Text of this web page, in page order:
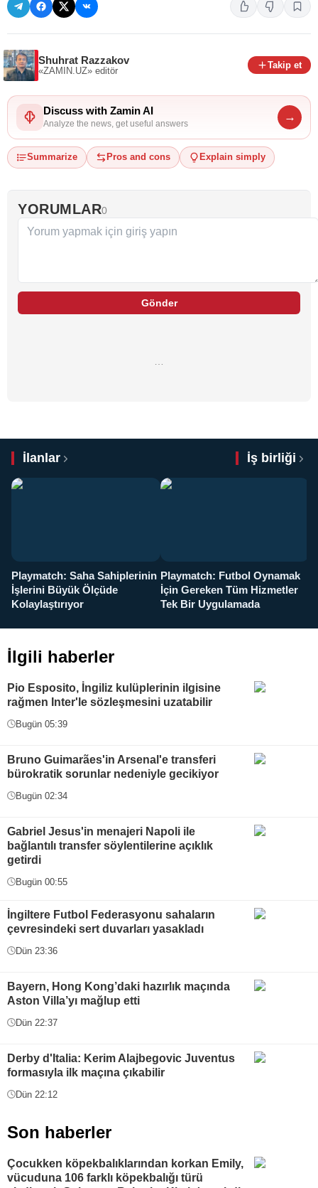
Shuhrat Razzakov
«ZAMIN.UZ» editör
Takip et
Discuss with Zamin AI
Analyze the news, get useful answers
→
Summarize Pros and cons Explain simply
YORUMLAR0
Gönder
İlanlar İş birliği
Playmatch: Saha Sahiplerinin
İşlerini Büyük Ölçüde
Kolaylaştırıyor
Playmatch: Futbol Oynamak
İçin Gereken Tüm Hizmetler
Tek Bir Uygulamada
İlgili haberler
Pio Esposito, İngiliz kulüplerinin ilgisine
rağmen Inter'le sözleşmesini uzatabilir
Bugün 05:39
Bruno Guimarães'in Arsenal'e transferi
bürokratik sorunlar nedeniyle gecikiyor
Bugün 02:34
Gabriel Jesus'in menajeri Napoli ile
bağlantılı transfer söylentilerine açıklık
getirdi
Bugün 00:55
İngiltere Futbol Federasyonu sahaların
çevresindeki sert duvarları yasakladı
Dün 23:36
Bayern, Hong Kong’daki hazırlık maçında
Aston Villa’yı mağlup etti
Dün 22:37
Derby d'Italia: Kerim Alajbegovic Juventus
formasıyla ilk maçına çıkabilir
Dün 22:12
Son haberler
Çocukken köpekbalıklarından korkan Emily,
vücuduna 106 farklı köpekbalığı türü